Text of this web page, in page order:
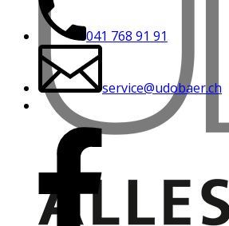
041 768 91 91
service@udobaer.ch